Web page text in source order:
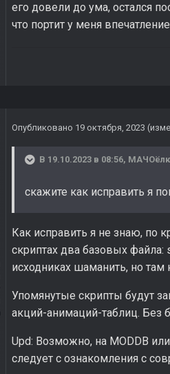
его довели до ума, остался
что портит у меня
Опубликовано 19 октября, 2023
В 19.10.2023 в 08:56,
скажите как исправить я
Как исправить я не знаю, по
скриптах два базовых
исходниках шаманить, но там
Упомянутые скрипты будут
акций-анимаций-таблиц. Без
Upd: Возможно, на MODDB
следует с ознакомления с